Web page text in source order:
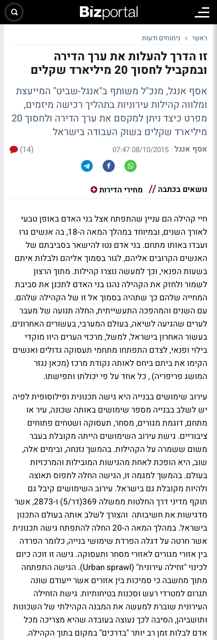
ראשי ניתוחים ודעות
זו הדרך להעלות את ערך הדירה
ובמקביל לחסוך 20 מיליארד שקלים
אסף אנגל, מנכ"ל משותף ב"אנגל-שביט" המייעצת
ומלווה קהילות עירוניות בתהליך רכישה מיזמים,
מפרט כיצד ניתן למקסם את ערך הדירה ולחסוך 20
מיליארד שקלים בשוק העבודה בישראל
אסף אנגל |
08/10/2015 07:47
(14)
נושאים בכתבה מחירי הדירות
חיי קהילה הם עניין שהתפתח אצל בני האדם באופן טבעי
לאורך השנים, ובמיוחד במהלך המאה ה-18, בה אנשים גרו
ועבדו באותו מתחם. בני אדם נטו להישאר בסביבתם של
האנשים הקרובים אליהם, לגור בסמוך אליהם ולבלות איתם
בשעות הפנאי, וכך למעשה נוצרו קהילות. מתוך הרצון
לשמור ולחזק את הקהילה נהגו בני האדם לתכנן את סביבת
המחייה שלהם כך שתהיה בסמוך אל זו של הקהילה שלהם.
עם השנים והמהפכה התעשייתית, החלה תנועה של מעבר
לערים שהגיעה לשיאה, בעולם המערבי, בעשורים האחרונים.
בעשור האחרון בישראל, למשל, מרכזי הערים היוו מוקדי
בילוי ופנאי, לצדם התפתחו מתחמי תעסוקה גדולים ואנשים
הקימו את ביתם ביחס לאותה נקודת מרכז (מכאן נגזר
המושג פריפריה) , כל אחד על פי יכולתו ותפישתו.
עירוב שימושים בבנייה היא גישה תכנונית ופילוסופית לפיה
יש לשלב בבנייה מספר שימושים באותה שכונה, עיר או
מתחם, דוגמת מגורים, מסחר, תעסוקה ושטחים פתוחים
ציבוריים. גישת עירוב השימושים הייתה מקובלת בעבר
משום ששמרה על הקהילות. בהמשך נזנחה, ובימים אלה,
שוב, היא הופכת לאחת מהגישות המובילות והמרכזיות
בעולם. בהמשך למגמה זו, הגישה החלה לתפוס תאוצה
ולהיות מקובלת גם בישראל. עירוב השימושים קיבל גם
תוקף מדיני דרך החלטות ממשלה 369(דר/5) ו-2873, אשר
מדגישות את חשיבותה והצורך לשלב אותה בעולם התכנון
בישראל. במהלך המאה ה-20 החלה להתפתח גישה תכנונית
אשר חרטה על דגלה הפרדת שימושי בנייה, כלומר הפרדה
בין אזורי מגורים לאזורי מסחר ותעסוקה. גישה זו זוכה כיום
לכינוי "זחילה עירונית" (Urban sprawl). הגישה התפתחה
מתוך מחשבה כי סמיכות בין אזורים אשר ייעודם שונה
תגרום למטרדי רעש וסכנות בטיחותיות. גישת הזחילה
העירונית שוברת למעשה את המבנה הקהילתי של השכונות
ותושביהן, הסיבה לכך נעוצה בעובדה שהיא מצריכה מכל
אדם לבלות זמן רב יותר "בדרכים" במקום בתוך הקהילה.